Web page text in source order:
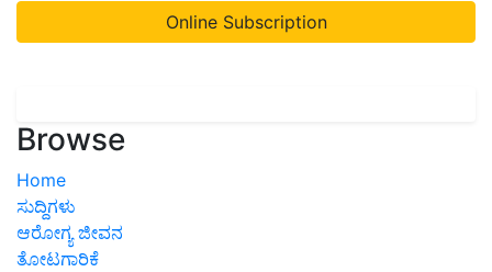
Online Subscription
Browse
Home
ಸುದ್ದಿಗಳು
ಆರೋಗ್ಯ ಜೀವನ
ತೋಟಗಾರಿಕೆ